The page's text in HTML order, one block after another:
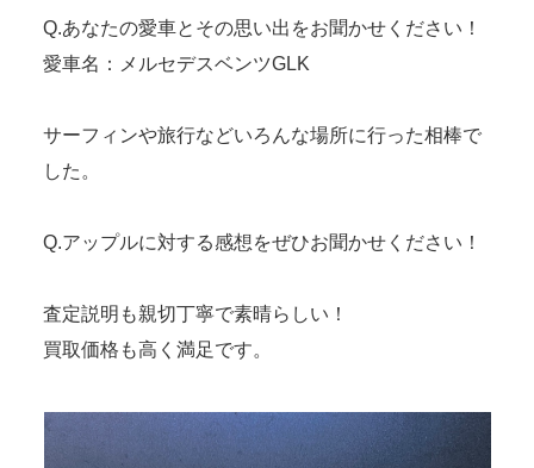
Q.あなたの愛車とその思い出をお聞かせください！
愛車名：メルセデスベンツGLK
サーフィンや旅行などいろんな場所に行った相棒で
した。
Q.アップルに対する感想をぜひお聞かせください！
査定説明も親切丁寧で素晴らしい！
買取価格も高く満足です。